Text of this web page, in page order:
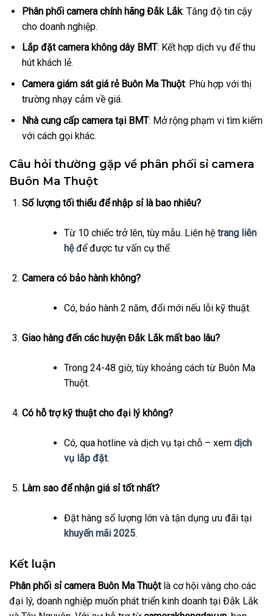
Phân phối camera chính hãng Đắk Lắk: Tăng độ tin cậy
cho doanh nghiệp.
Lắp đặt camera không dây BMT: Kết hợp dịch vụ để thu
hút khách lẻ.
Camera giám sát giá rẻ Buôn Ma Thuột: Phù hợp với thị
trường nhạy cảm về giá.
Nhà cung cấp camera tại BMT: Mở rộng phạm vi tìm kiếm
với cách gọi khác.
Câu hỏi thường gặp về phân phối sỉ camera
Buôn Ma Thuột
Số lượng tối thiểu để nhập sỉ là bao nhiêu?
Từ 10 chiếc trở lên, tùy mẫu. Liên hệ trang liên
hệđể được tư vấn cụ thể.
Camera có bảo hành không?
Có, bảo hành 2 năm, đổi mới nếu lỗi kỹ thuật.
Giao hàng đến các huyện Đắk Lắk mất bao lâu?
Trong 24-48 giờ, tùy khoảng cách từ Buôn Ma
Thuột.
Có hỗ trợ kỹ thuật cho đại lý không?
Có, qua hotline và dịch vụ tại chỗ – xem dịch
vụ lắp đặt.
Làm sao để nhận giá sỉ tốt nhất?
Đặt hàng số lượng lớn và tận dụng ưu đãi tại
khuyến mãi 2025.
Kết luận
Phân phối sỉ camera Buôn Ma Thuộtlà cơ hội vàng cho các
đại lý, doanh nghiệp muốn phát triển kinh doanh tại Đắk Lắk